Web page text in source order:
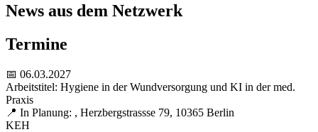
News aus dem Netzwerk
Termine
📅 06.03.2027
Arbeitstitel: Hygiene in der Wundversorgung und KI in der med.
Praxis
📍 In Planung: , Herzbergstrassse 79, 10365 Berlin
KEH